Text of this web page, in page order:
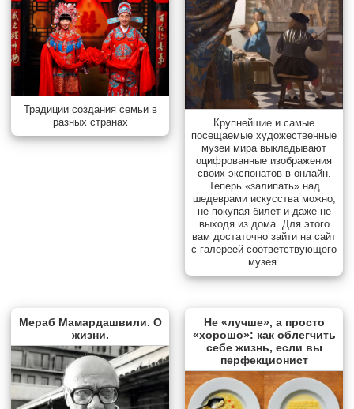
Традиции создания семьи в
разных странах
Крупнейшие и самые
посещаемые художественные
музеи мира выкладывают
оцифрованные изображения
своих экспонатов в онлайн.
Теперь «залипать» над
шедеврами искусства можно,
не покупая билет и даже не
выходя из дома. Для этого
вам достаточно зайти на сайт
с галереей соответствующего
музея.
Мераб Мамардашвили. О
жизни.
Не «лучше», а просто
«хорошо»: как облегчить
себе жизнь, если вы
перфекционист